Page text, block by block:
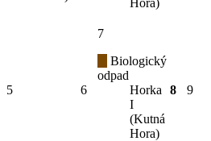
5 6
7
Biologický
odpad
Horka
I
(Kutná
Hora)
8 9